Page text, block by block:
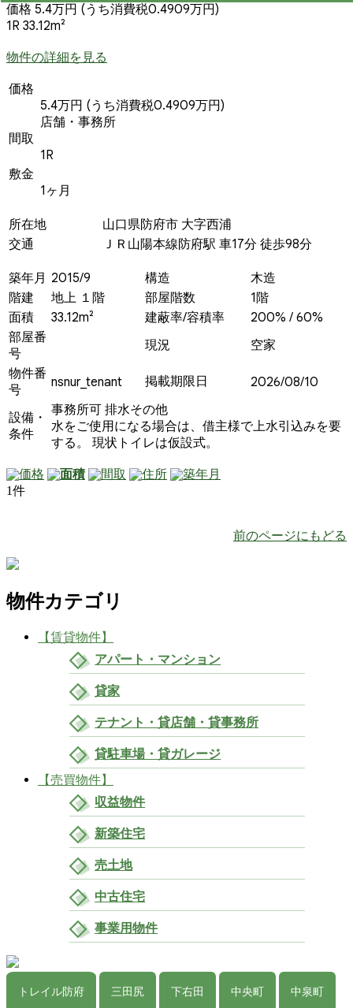
価格 5.4万円 (うち消費税0.4909万円)
1R 33.12m²
物件の詳細を見る
価格
5.4万円 (うち消費税0.4909万円)
店舗・事務所
間取
1R
敷金
1ヶ月
所在地
山口県防府市 大字西浦
交通
ＪＲ山陽本線防府駅 車17分 徒歩98分
築年月 2015/9 構造
木造
階建
地上 １階 部屋階数
1階
面積
33.12m² 建蔽率/容積率
200% / 60%
部屋番
号
現況
空家
物件番
号
nsnur_tenant 掲載期限日 2026/08/10
設備・
条件
事務所可 排水その他
水をご使用になる場合は、借主様で上水引込みを要
する。 現状トイレは仮設式。
価格
面積 間取 住所 築年月
1件
前のページにもどる
物件カテゴリ
【賃貸物件】
アパート・マンション
貸家
テナント・貸店舗・貸事務所
貸駐車場・貸ガレージ
【売買物件】
収益物件
新築住宅
売土地
中古住宅
事業用物件
トレイル防府 三田尻 下右田 中央町 中泉町